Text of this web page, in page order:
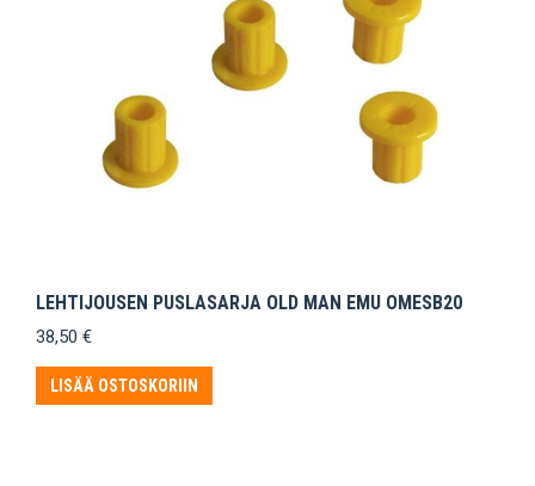
LEHTIJOUSEN PUSLASARJA OLD MAN EMU OMESB20
38,50 €
LISÄÄ OSTOSKORIIN